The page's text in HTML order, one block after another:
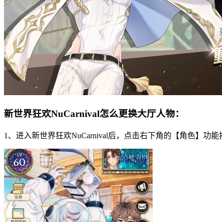
新世界狂欢NuCarnival怎么更换大厅人物：
1、进入新世界狂欢NuCarnival后，点击右下角的【角色】功能